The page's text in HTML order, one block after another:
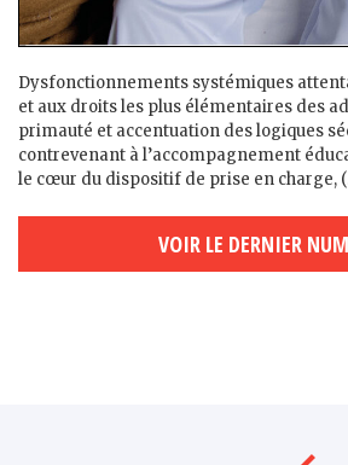
Dysfonctionnements systémiques
et aux droits les plus élémentaires des
primauté et accentuation des logiques
contrevenant à l’accompagnement
le cœur du dispositif de prise en charge,
VOIR LE DERNIER